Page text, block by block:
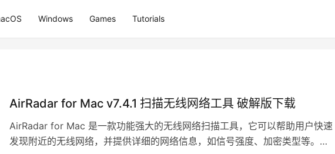
Windows Games Tutorials
AirRadar for Mac v7.4.1 扫描无线网络工具 破解版下载
AirRadar for Mac 是一款功能强大的无线网络扫描工具，它可以帮助用户快速
发现附近的无线网络，并提供详细的网络信息，如信号强度、加密类型等。用